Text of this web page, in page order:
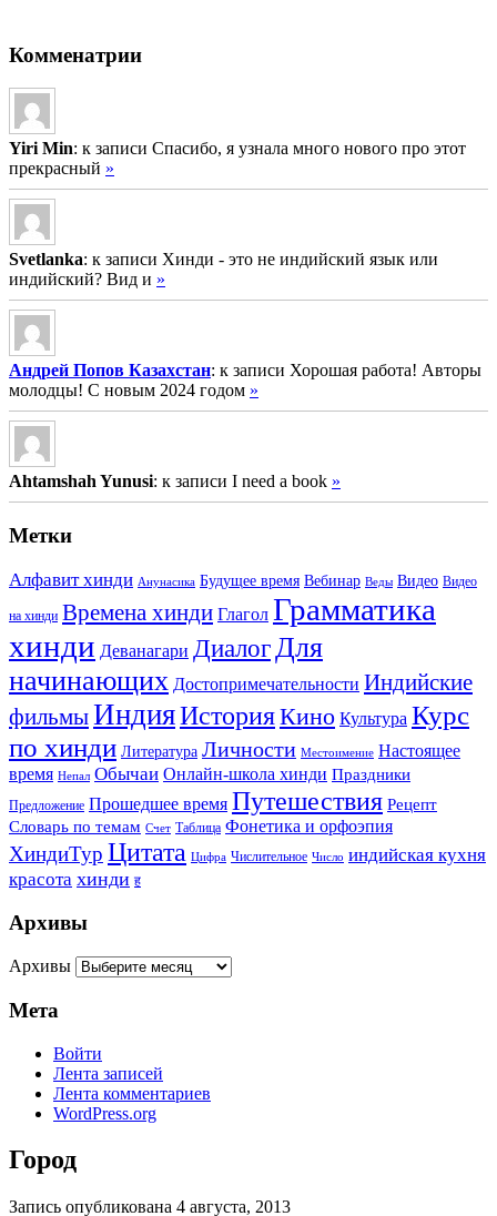
Комменатрии
Yiri Min: к записи Спасибо, я узнала много нового про этот
прекрасный »
Svetlanka: к записи Хинди - это не индийский язык или
индийский? Вид и »
Андрей Попов Казахстан: к записи Хорошая работа! Авторы
молодцы! С новым 2024 годом »
Ahtamshah Yunusi: к записи I need a book »
Метки
Алфавит хинди Анунасика Будущее время Вебинар Веды Видео Видео
на хинди Времена хинди Глагол Грамматика
хинди Деванагари Диалог Для
начинающих Достопримечательности Индийские
фильмыИндияИсторияКино Культура Курс
по хинди Литература Личности Местоимение Настоящее
время Непал Обычаи Онлайн-школа хинди Праздники
Предложение Прошедшее время Путешествия Рецепт
Словарь по темам Счет Таблица Фонетика и орфоэпия
ХиндиТур Цитата Цифра Числительное Число индийская кухня
красота хинди ह
Архивы
Архивы
Мета
Войти
Лента записей
Лента комментариев
WordPress.org
Город
Запись опубликована 4 августа, 2013